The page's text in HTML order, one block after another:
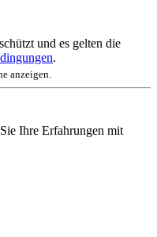
und es gelten die
.
anzeigen.
Ihre Erfahrungen mit